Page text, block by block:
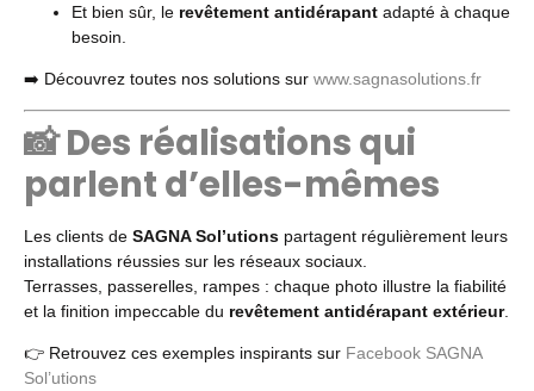
Et bien sûr, le revêtement antidérapant adapté à chaque
besoin.
➡️ Découvrez toutes nos solutions sur www.sagnasolutions.fr
📸 Des réalisations qui
parlent d’elles-mêmes
Les clients de SAGNA Sol’utions partagent régulièrement leurs
installations réussies sur les réseaux sociaux.
Terrasses, passerelles, rampes : chaque photo illustre la fiabilité
et la finition impeccable du revêtement antidérapant extérieur.
👉 Retrouvez ces exemples inspirants sur Facebook SAGNA
Sol’utions